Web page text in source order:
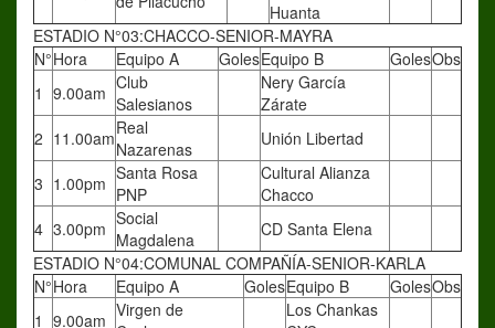
Huanta
ESTADIO N°03:CHACCO-SENIOR-MAYRA
N°Hora Equipo A GolesEquipo B GolesObs
1 9.00am Club
Salesianos
Nery García
Zárate
2 11.00amReal
Nazarenas
Unión Libertad
3 1.00pm Santa Rosa
PNP
Cultural Alianza
Chacco
4 3.00pm Social
Magdalena
CD Santa Elena
ESTADIO N°04:COMUNAL COMPAÑÍA-SENIOR-KARLA
N°Hora Equipo A GolesEquipo B GolesObs
1 9.00am Virgen de
Los Chankas